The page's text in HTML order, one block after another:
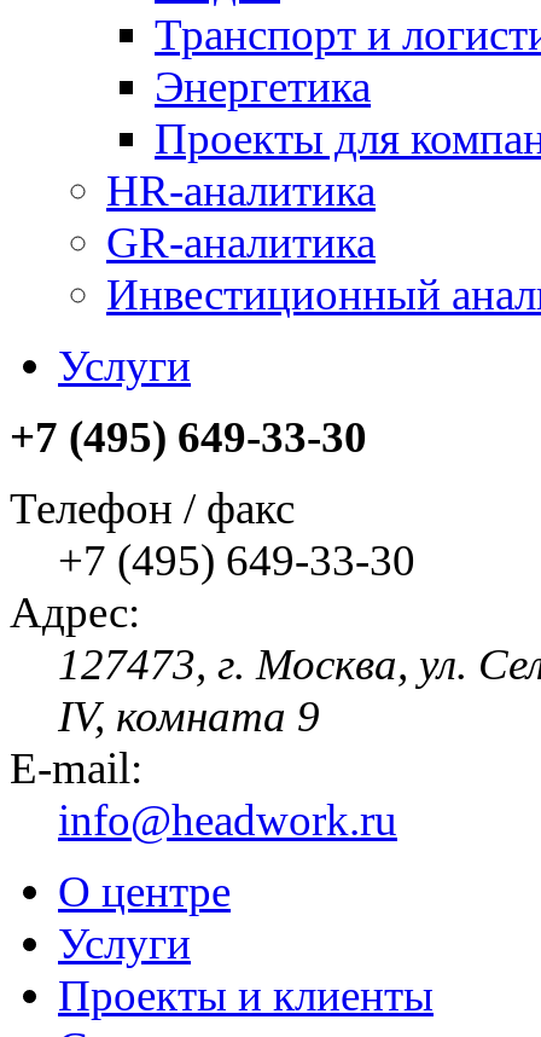
Транспорт и
Энергетика
Проекты для
HR-аналитика
GR-аналитика
Инвестиционный
Услуги
+7 (495) 649-33-30
Телефон / факс
+7 (495) 649-33-30
Адрес:
127473, г. Москва, ул.
IV, комната 9
E-mail:
info@headwork.ru
О центре
Услуги
Проекты и клиенты